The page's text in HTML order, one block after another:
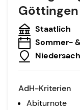
Göttingen
Staatlich
Sommer-
AdH-Kriterien
Abiturnote